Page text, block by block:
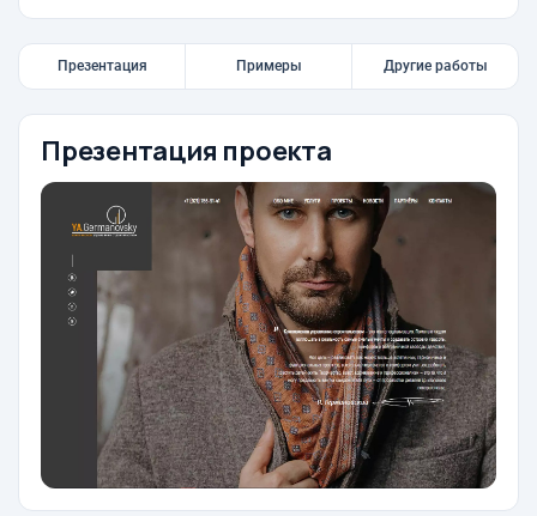
Презентация Примеры Другие работы
Презентация проекта